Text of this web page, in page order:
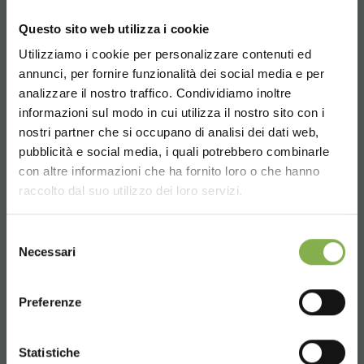
Questo sito web utilizza i cookie
Utilizziamo i cookie per personalizzare contenuti ed
annunci, per fornire funzionalità dei social media e per
analizzare il nostro traffico. Condividiamo inoltre
informazioni sul modo in cui utilizza il nostro sito con i
nostri partner che si occupano di analisi dei dati web,
pubblicità e social media, i quali potrebbero combinarle
con altre informazioni che ha fornito loro o che hanno
raccolto dal suo utilizzo dei loro servizi.
delNecessari
Preferenze
Statistiche
Choose the country you are in and your
language for a better browsing experience
Email
Anfrage Informationen
info@orlandelli.it
TAUCHE EIN IN UNSERE
WELT!
Ein kleines Geschenk für dich...
5 % Rabattauf deine erste Bestellung *
2 % Rabatt immerauf tutti deine
zukünftigen Einkäufe *
ab einem Bestellwert
von 15.000 €
der Registrierung die Option Newsletter)